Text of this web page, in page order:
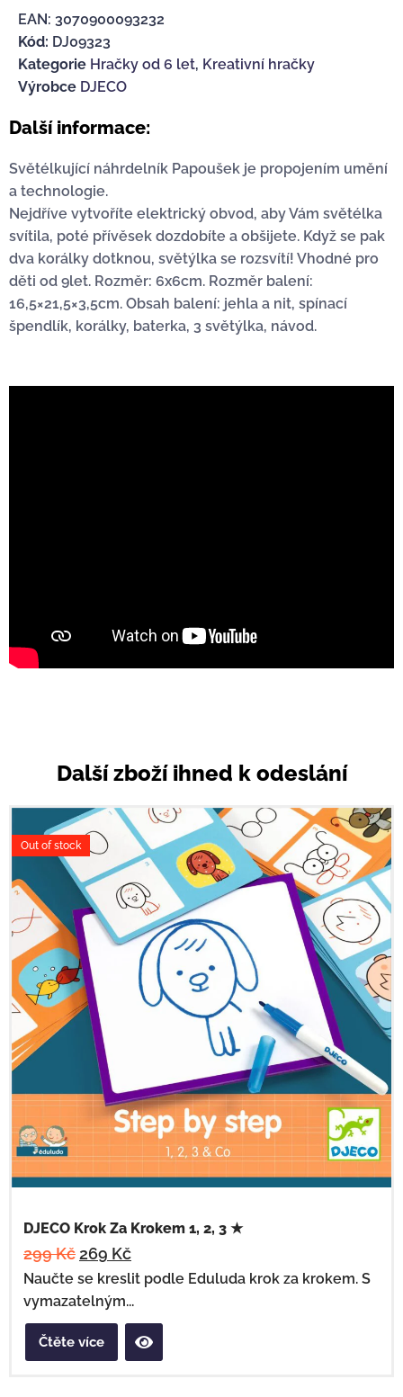
EAN: 3070900093232
Kód: DJ09323
Kategorie Hračky od 6 let, Kreativní hračky
Výrobce DJECO
Další informace:
Světélkující náhrdelník Papoušek je propojením umění
a technologie.
Nejdříve vytvoříte elektrický obvod, aby Vám světélka
svítila, poté přívěsek dozdobíte a obšijete. Když se pak
dva korálky dotknou, světýlka se rozsvítí! Vhodné pro
děti od 9let. Rozměr: 6x6cm. Rozměr balení:
16,5×21,5×3,5cm. Obsah balení: jehla a nit, spínací
špendlík, korálky, baterka, 3 světýlka, návod.
Další zboží ihned k odeslání
Out of stock
DJECO Krok Za Krokem 1, 2, 3 ★
299Kč269 Kč
Naučte se kreslit podle Eduluda krok za krokem. S
vymazatelným...
Čtěte více